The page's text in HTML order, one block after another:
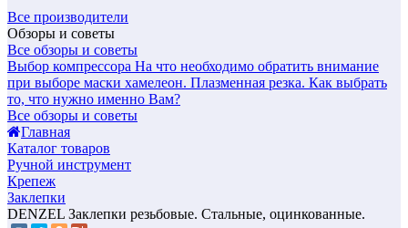
Все производители
Обзоры и советы
Все обзоры и советы
Выбор компрессора На что необходимо обратить внимание
при выборе маски хамелеон. Плазменная резка. Как выбрать
то, что нужно именно Вам?
Все обзоры и советы
Главная
Каталог товаров
Ручной инструмент
Крепеж
Заклепки
DENZEL Заклепки резьбовые. Стальные, оцинкованные.